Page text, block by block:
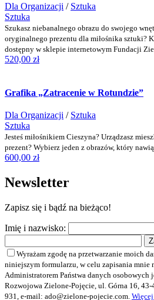
Dla Organizacji / Sztuka
Sztuka
Szukasz niebanalnego obrazu do swojego
oryginalnego prezentu dla miłośnika sztuki?
dostępny w sklepie internetowym Fundacji
520,00 zł
Grafika „Zatracenie w Rotundzie”
Dla Organizacji / Sztuka
Sztuka
Jesteś miłośnikiem Cieszyna? Urządzasz
prezent? Wybierz jeden z obrazów, który
600,00 zł
Newsletter
Zapisz się i bądź na bieżąco!
Imię i nazwisko:
Wyrażam zgodę na przetwarzanie moich
niniejszym formularzu, w celu zapisania mnie
Administratorem Państwa danych osobowych
Rozwojowa Zielone-Pojęcie, ul. Górna 16,
931, e-mail: ado@zielone-pojecie.com.